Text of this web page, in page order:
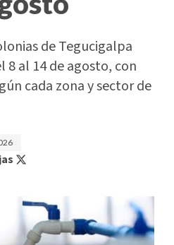
de Tegucigalpa
8 al 14 de agosto, con
cada zona y sector de